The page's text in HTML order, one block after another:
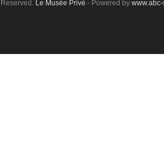
Le Musée Privé - Powered by